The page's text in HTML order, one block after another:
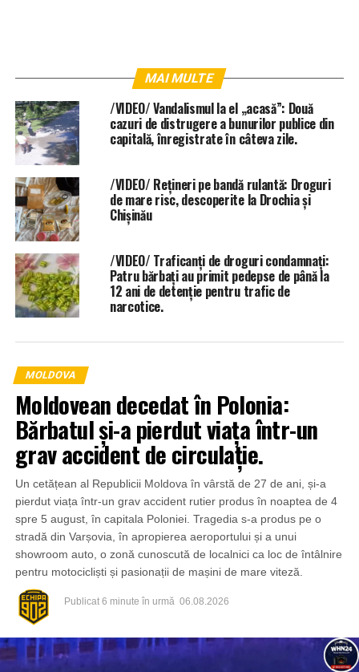
MAI MULTE
/VIDEO/ Vandalismul la el „acasă”: Două
cazuri de distrugere a bunurilor publice din
capitală, înregistrate în câteva zile.
/VIDEO/ Rețineri pe bandă rulantă: Droguri
de mare risc, descoperite la Drochia și
Chișinău
/VIDEO/ Traficanți de droguri condamnați:
Patru bărbați au primit pedepse de până la
12 ani de detenție pentru trafic de
narcotice.
MOLDOVA
Moldovean decedat în Polonia:
Bărbatul și-a pierdut viața într-un
grav accident de circulație.
Un cetățean al Republicii Moldova în vârstă de 27 de ani, și-a
pierdut viața într-un grav accident rutier produs în noaptea de 4
spre 5 august, în capitala Poloniei. Tragedia s-a produs pe o
stradă din Varșovia, în apropierea aeroportului și a unui
showroom auto, o zonă cunoscută de localnici ca loc de întâlnire
pentru motocicliști și pasionații de mașini de mare viteză.
Publicat 6 minute în urmă 06.08.2026